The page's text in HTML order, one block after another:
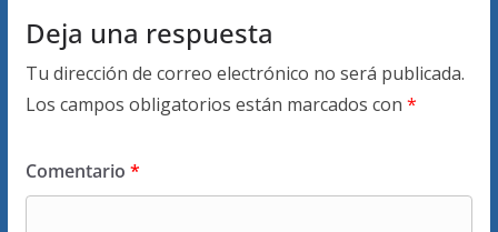
Deja una respuesta
Tu dirección de correo electrónico no será publicada.
Los campos obligatorios están marcados con *
Comentario *